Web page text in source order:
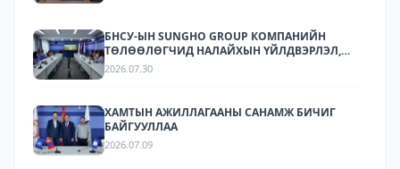
БНСУ-ЫН SUNGHO GROUP КОМПАНИЙН
ТӨЛӨӨЛӨГЧИД НАЛАЙХЫН ҮЙЛДВЭРЛЭЛ,
ТЕХНОЛОГИЙН ПАРКТ АЖИЛЛАЛАА.
2026.07.30
ХАМТЫН АЖИЛЛАГААНЫ САНАМЖ БИЧИГ
БАЙГУУЛЛАА
2026.07.09